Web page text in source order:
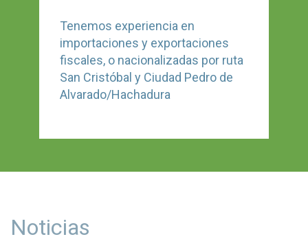
Tenemos experiencia en
importaciones y exportaciones
fiscales, o nacionalizadas por ruta
San Cristóbal y Ciudad Pedro de
Alvarado/Hachadura
Noticias